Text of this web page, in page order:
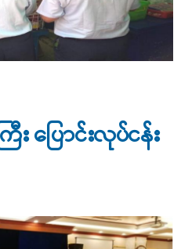
းဥပဒေနှင့် ကိုက်ညီမှုမရှိသော ကုန်စည်များ
ဆေး၍ အရေးယူနိုင်ရေးဆောင်ရွက်လျက်ရှိ
ပြောင်းလုပ်ငန်း